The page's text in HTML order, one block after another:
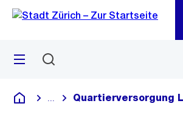
Navigation
Sprunglink
Menü
Deutsch
Blende alle Breadcrumbs ein
Quartierversorgung